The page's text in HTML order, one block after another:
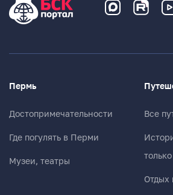
Пермь
Достопримечательности
Где погулять в Перми
Музеи, театры
Все
только
Отдых